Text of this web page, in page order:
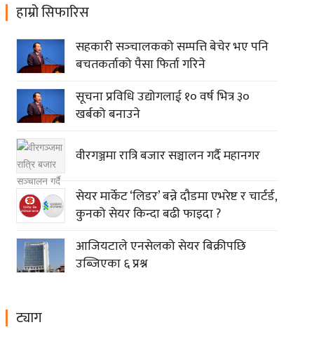
हाम्रो सिफारिस
सहकारी सञ्‍चालकको सम्पत्ति बेचेर भए पनि
बचतकर्ताको पैसा फिर्ता गरिने
सूचना प्रविधि उद्योगलाई १० वर्ष भित्र ३०
खर्बको बनाउने
वीरगञ्जमा रात्रि बजार सञ्चालन गर्दै महानगर
सेयर मार्केट ‘लिडर’ बन्ने दौडमा एभरेष्ट र चार्टर्ड,
कुनको सेयर किन्दा बढी फाइदा ?
आजियटाले एनसेलको सेयर बिक्रीपछि
उब्जिएका ६ प्रश्न
ट्याग